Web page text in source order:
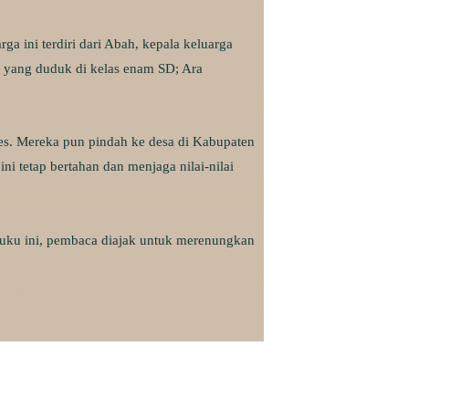
ini terdiri dari Abah, kepala keluarga
duduk di kelas enam SD; Ara
Mereka pun pindah ke desa di Kabupaten
tetap bertahan dan menjaga nilai-nilai
ini, pembaca diajak untuk merenungkan